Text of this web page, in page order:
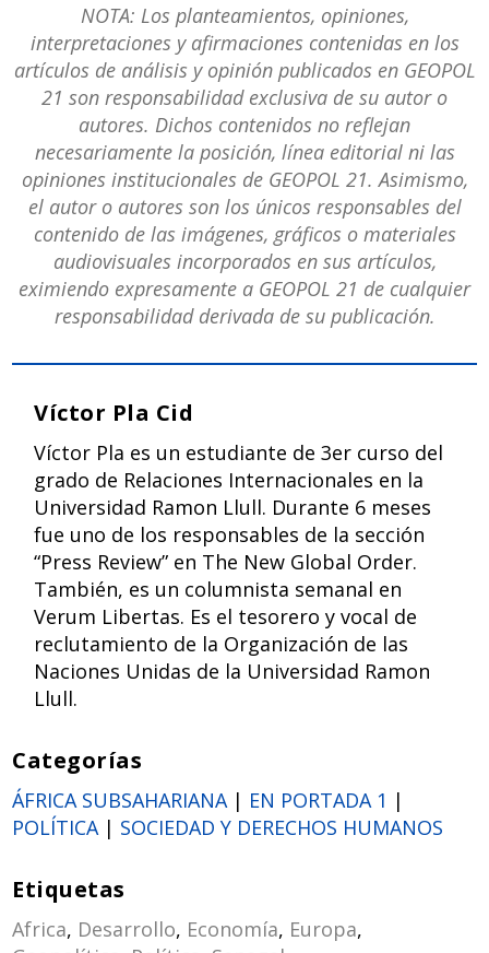
NOTA: Los planteamientos, opiniones,
interpretaciones y afirmaciones contenidas en los
artículos de análisis y opinión publicados en GEOPOL
21 son responsabilidad exclusiva de su autor o
autores. Dichos contenidos no reflejan
necesariamente la posición, línea editorial ni las
opiniones institucionales de GEOPOL 21. Asimismo,
el autor o autores son los únicos responsables del
contenido de las imágenes, gráficos o materiales
audiovisuales incorporados en sus artículos,
eximiendo expresamente a GEOPOL 21 de cualquier
responsabilidad derivada de su publicación.
Víctor Pla Cid
Víctor Pla es un estudiante de 3er curso del
grado de Relaciones Internacionales en la
Universidad Ramon Llull. Durante 6 meses
fue uno de los responsables de la sección
“Press Review” en The New Global Order.
También, es un columnista semanal en
Verum Libertas. Es el tesorero y vocal de
reclutamiento de la Organización de las
Naciones Unidas de la Universidad Ramon
Llull.
Categorías
ÁFRICA SUBSAHARIANA | EN PORTADA 1 |
POLÍTICA | SOCIEDAD Y DERECHOS HUMANOS
Etiquetas
Africa, Desarrollo, Economía, Europa,